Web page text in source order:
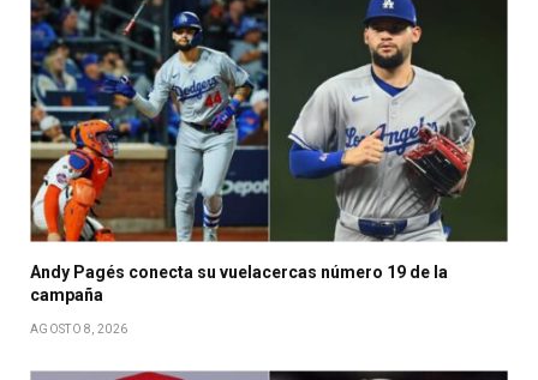
Andy Pagés conecta su vuelacercas número 19 de la
campaña
AGOSTO 8, 2026